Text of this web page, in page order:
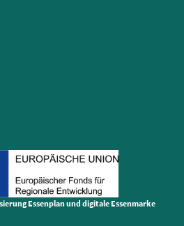
Essenplan und digitale Essenmarke